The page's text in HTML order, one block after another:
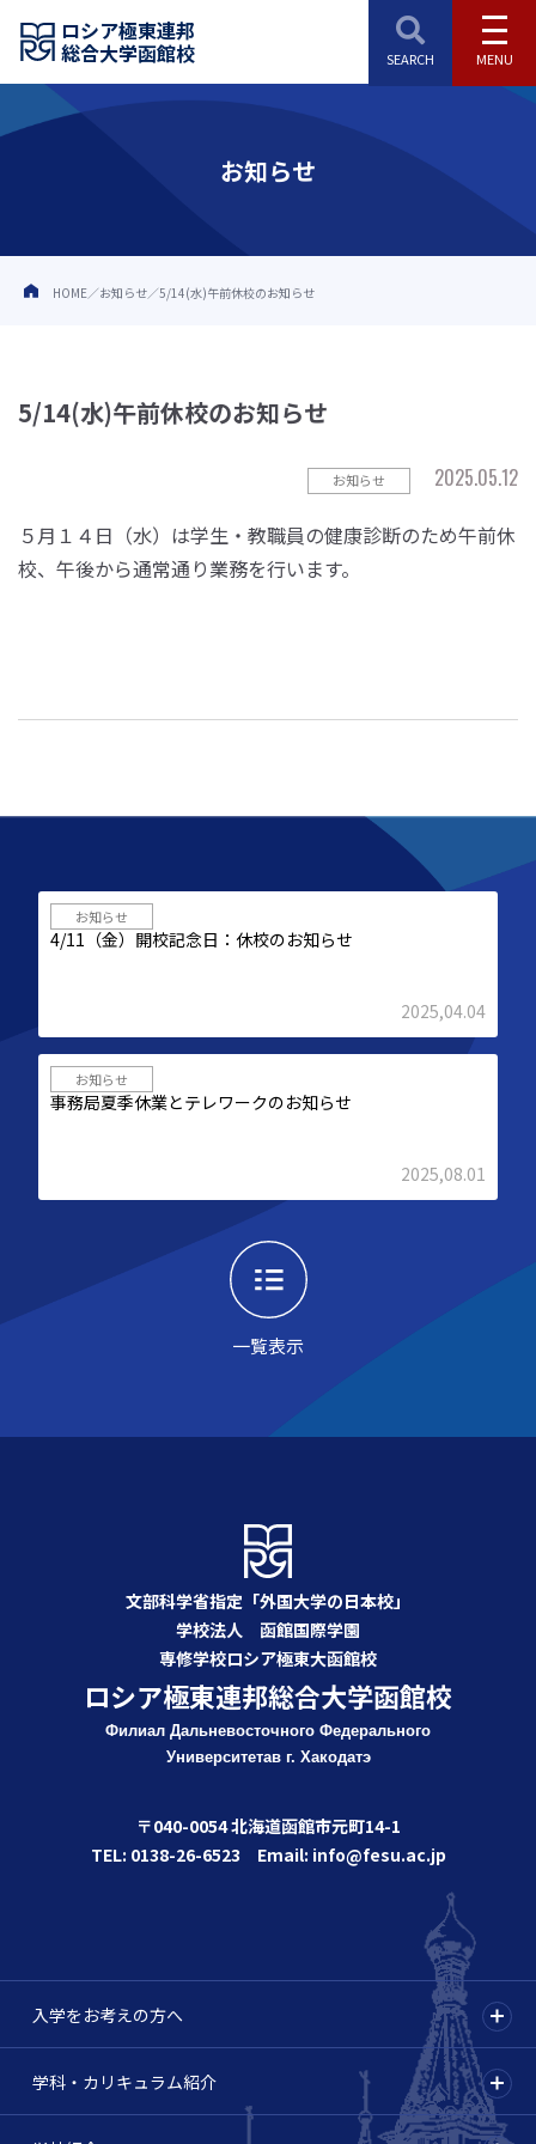
ロシア極東連邦
総合大学函館校
お知らせ
HOME お知らせ 5/14(水)午前休校のお知らせ
5/14(水)午前休校のお知らせ
お知らせ
2025.05.12
５月１４日（水）は学生・教職員の健康診断のため午前休
校、午後から通常通り業務を行います。
お知らせ
4/11（金）開校記念日：休校のお知らせ
2025,04.04
一覧表示
お知らせ
事務局夏季休業とテレワークのお知らせ
2025,08.01
文部科学省指定「外国大学の日本校」
学校法人 函館国際学園
専修学校ロシア極東大函館校
ロシア極東連邦総合大学函館校
Филиал Дальневосточного Федерального
Университетав г. Хакодатэ
〒040-0054 北海道函館市元町14-1
TEL: 0138-26-6523 Email: info@fesu.ac.jp
入学をお考えの方へ
学科・カリキュラム紹介